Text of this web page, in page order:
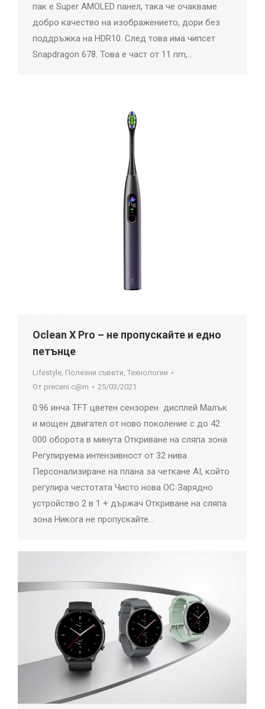
пак е Super AMOLED панел, така че очакваме
добро качество на изображението, дори без
поддръжка на HDR10. След това има чипсет
Snapdragon 678. Това е част от 11 nm,…
Oclean X Pro – не пропускайте и едно
петънце
Lifestyle, Полезни съвети, Технологии
От preceni.c@m 25/03/2021
0.96 инча TFT цветен сензорен дисплей Малък
и мощен двигател от ново поколение с до 42
000 оборота в минута Откриване на сляпа зона
Регулируема интензивност от 32 нива
Персонализиране на плана за четкане AI, който
регулира честотата Чисто нова ОС Зарядно
устройство 2 в 1 + държач Откриване на сляпа
зона Никога не пропускайте…